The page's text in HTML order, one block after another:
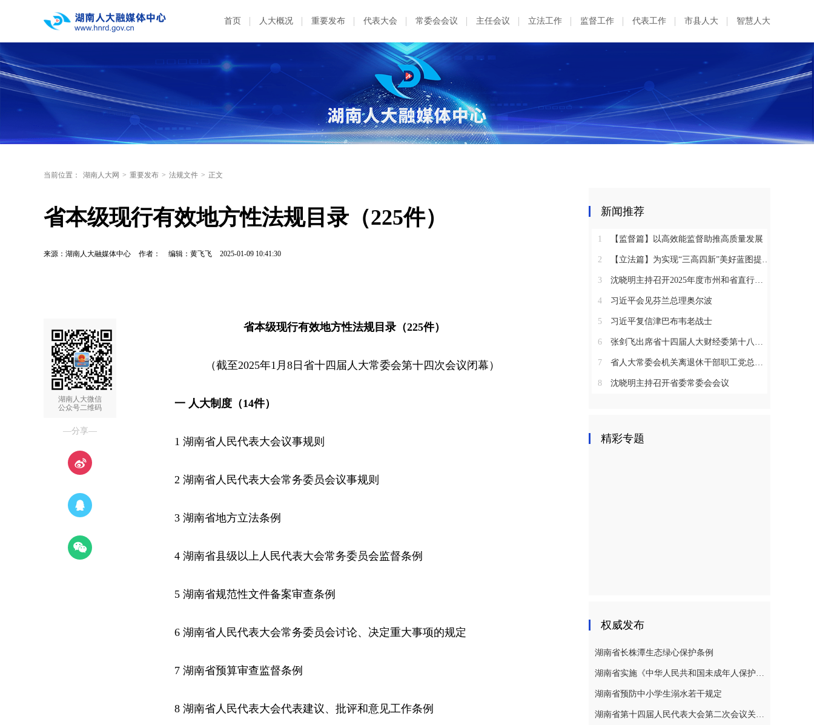
首页 人大概况 重要发布 代表大会 常委会会议 主任会议 立法工作 监督工作 代表工作 市县人大 智慧人大
当前位置： 湖南人大网 > 重要发布 > 法规文件 > 正文
来源：湖南人大融媒体中心 作者： 编辑：黄飞飞 2025-01-09 10:41:30
湖南人大微信
公众号二维码
—分享—
省本级现行有效地方性法规目录（225件）
（截至2025年1月8日省十四届人大常委会第十四次会议闭幕）
一 人大制度（14件）
1 湖南省人民代表大会议事规则
2 湖南省人民代表大会常务委员会议事规则
3 湖南省地方立法条例
4 湖南省县级以上人民代表大会常务委员会监督条例
5 湖南省规范性文件备案审查条例
6 湖南省人民代表大会常务委员会讨论、决定重大事项的规定
7 湖南省预算审查监督条例
8 湖南省人民代表大会代表建议、批评和意见工作条例
新闻推荐
1 【监督篇】以高效能监督助推高质量发展
2 【立法篇】为实现“三高四新”美好蓝图提供坚实法治保障
3 沈晓明主持召开2025年度市州和省直行业系统党（工）委书记抓基层党建工作述职评议会议
4 习近平会见芬兰总理奥尔波
5 习近平复信津巴布韦老战士
6 张剑飞出席省十四届人大财经委第十八次全体会议
7 省人大常委会机关离退休干部职工党总支召开2025年度总结表彰大会
8 沈晓明主持召开省委常委会会议
精彩专题
权威发布
湖南省长株潭生态绿心保护条例
湖南省实施《中华人民共和国未成年人保护法》若干规定
湖南省预防中小学生溺水若干规定
湖南省第十四届人民代表大会第二次会议关于湖南省人民代表大会常务委员会工作报告的决议